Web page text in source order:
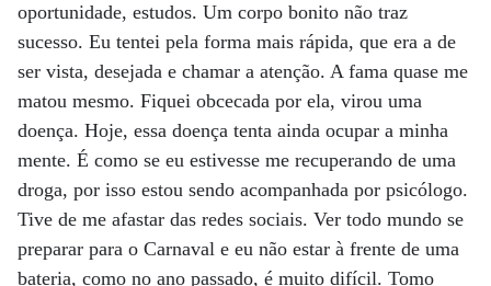
oportunidade, estudos. Um corpo bonito não traz
sucesso. Eu tentei pela forma mais rápida, que era a de
ser vista, desejada e chamar a atenção. A fama quase me
matou mesmo. Fiquei obcecada por ela, virou uma
doença. Hoje, essa doença tenta ainda ocupar a minha
mente. É como se eu estivesse me recuperando de uma
droga, por isso estou sendo acompanhada por psicólogo.
Tive de me afastar das redes sociais. Ver todo mundo se
preparar para o Carnaval e eu não estar à frente de uma
bateria, como no ano passado, é muito difícil. Tomo